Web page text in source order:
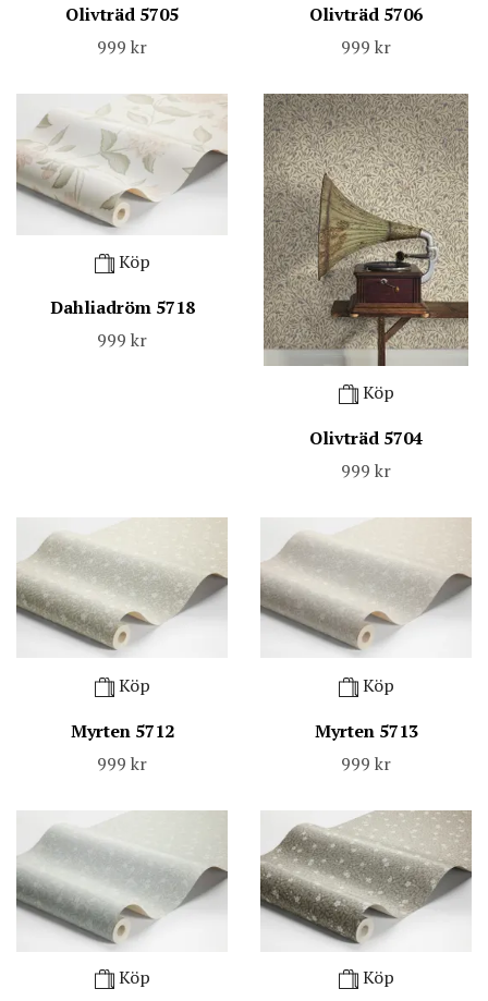
Olivträd 5705
999 kr
Olivträd 5706
999 kr
Köp
Dahliadröm 5718
999 kr
Köp
Olivträd 5704
999 kr
Köp
Myrten 5712
999 kr
Köp
Myrten 5713
999 kr
Köp
Köp